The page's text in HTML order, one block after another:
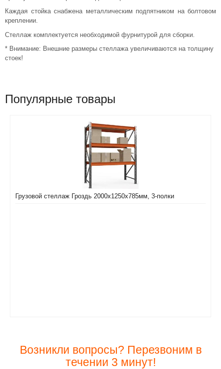
Каждая стойка снабжена металлическим подпятником на болтовом
креплении.
Стеллаж комплектуется необходимой фурнитурой для сборки.
* Внимание: Внешние размеры стеллажа увеличиваются на толщину
стоек!
Популярные товары
Грузовой стеллаж Гроздь 2000х1250х785мм, 3-полки
Возникли вопросы? Перезвоним в
течении 3 минут!